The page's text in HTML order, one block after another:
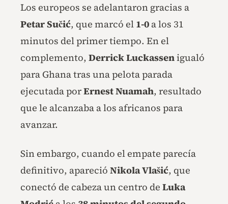
Los europeos se adelantaron gracias a
Petar Sučić, que marcó el 1-0 a los 31
minutos del primer tiempo. En el
complemento, Derrick Luckassenigualó
para Ghana tras una pelota parada
ejecutada porErnest Nuamah, resultado
que le alcanzaba a los africanos para
avanzar.
Sin embargo, cuando el empate parecía
definitivo, apareció Nikola Vlašić, que
conectó de cabeza un centro de Luka